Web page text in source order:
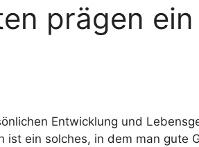
prägen
Entwicklung und
ist ein solches, in dem man gute